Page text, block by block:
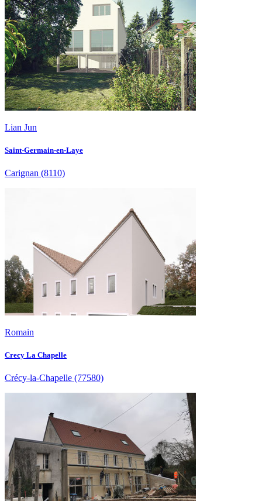
Lian Jun
Saint-Germain-en-Laye
Carignan (8110)
Romain
Crecy La Chapelle
Crécy-la-Chapelle (77580)